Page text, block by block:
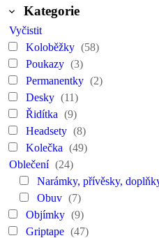
Kategorie
Vyčistit
Koloběžky (58)
Poukazy (3)
Permanentky (2)
Desky (11)
Řidítka (9)
Headsety (8)
Kolečka (49)
Oblečení (24)
Narámky, přívěsky,
Obuv (7)
Objímky (9)
Griptape (47)